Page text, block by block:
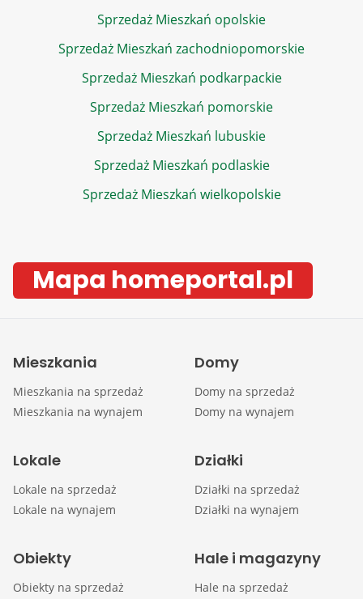
Sprzedaż Mieszkań opolskie
Sprzedaż Mieszkań zachodniopomorskie
Sprzedaż Mieszkań podkarpackie
Sprzedaż Mieszkań pomorskie
Sprzedaż Mieszkań lubuskie
Sprzedaż Mieszkań podlaskie
Sprzedaż Mieszkań wielkopolskie
Mapa homeportal.pl
Mieszkania
Mieszkania na sprzedaż
Mieszkania na wynajem
Domy
Domy na sprzedaż
Domy na wynajem
Lokale
Lokale na sprzedaż
Lokale na wynajem
Działki
Działki na sprzedaż
Działki na wynajem
Obiekty
Obiekty na sprzedaż
Hale i magazyny
Hale na sprzedaż